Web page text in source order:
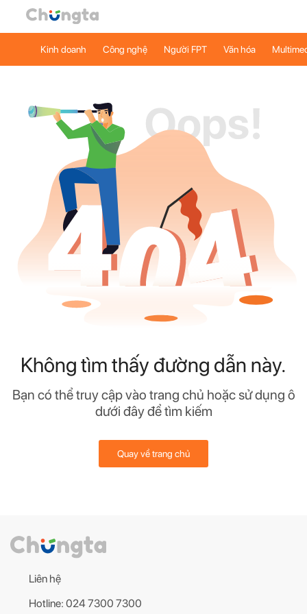
Kinh doanh Công nghệ Người FPT Văn hóa
Không tìm thấy đường dẫn này.
Bạn có thể truy cập vào trang chủ hoặc sử dụng ô
dưới đây để tìm kiếm
Quay về trang chủ
Liên hệ
Hotline: 024 7300 7300